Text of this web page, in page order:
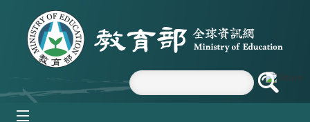
跳到主要內容區塊